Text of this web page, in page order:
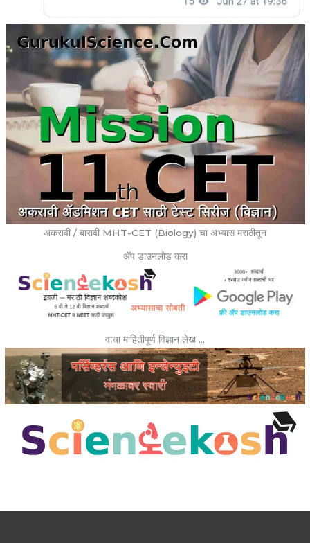
अकरावी / बारावी MHT-CET (Biology) चा अभ्यास मराठीतून
ॲप डाउनलोड करा
वाचा माहितीपूर्ण विज्ञान लेख …